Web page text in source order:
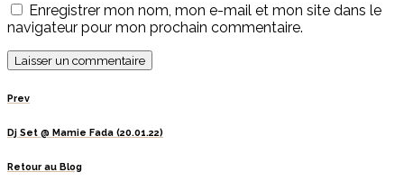
Enregistrer mon nom, mon e-mail et mon site dans le
navigateur pour mon prochain commentaire.
Prev
Dj Set @ Mamie Fada (20.01.22)
Retour au Blog